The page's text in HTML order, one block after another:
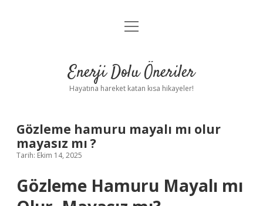
Anasayfa
Yasal Uyarı
menüyü
Enerji Dolu Öneriler
Hayatına hareket katan kısa hikayeler!
Gözleme hamuru mayalı mı olur
mayasız mı ?
Tarih: Ekim 14, 2025
Gözleme Hamuru Mayalı mı